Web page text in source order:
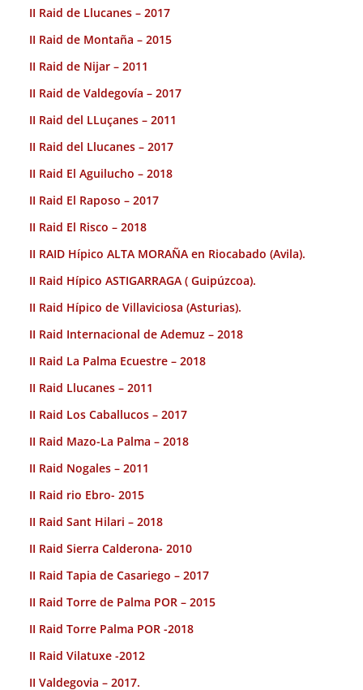
II Raid de Llucanes – 2017
II Raid de Montaña – 2015
II Raid de Nijar – 2011
II Raid de Valdegovía – 2017
II Raid del LLuçanes – 2011
II Raid del Llucanes – 2017
II Raid El Aguilucho – 2018
II Raid El Raposo – 2017
II Raid El Risco – 2018
II RAID Hípico ALTA MORAÑA en Riocabado (Avila).
II Raid Hípico ASTIGARRAGA ( Guipúzcoa).
II Raid Hípico de Villaviciosa (Asturias).
II Raid Internacional de Ademuz – 2018
II Raid La Palma Ecuestre – 2018
II Raid Llucanes – 2011
II Raid Los Caballucos – 2017
II Raid Mazo-La Palma – 2018
II Raid Nogales – 2011
II Raid rio Ebro- 2015
II Raid Sant Hilari – 2018
II Raid Sierra Calderona- 2010
II Raid Tapia de Casariego – 2017
II Raid Torre de Palma POR – 2015
II Raid Torre Palma POR -2018
II Raid Vilatuxe -2012
II Valdegovia – 2017.